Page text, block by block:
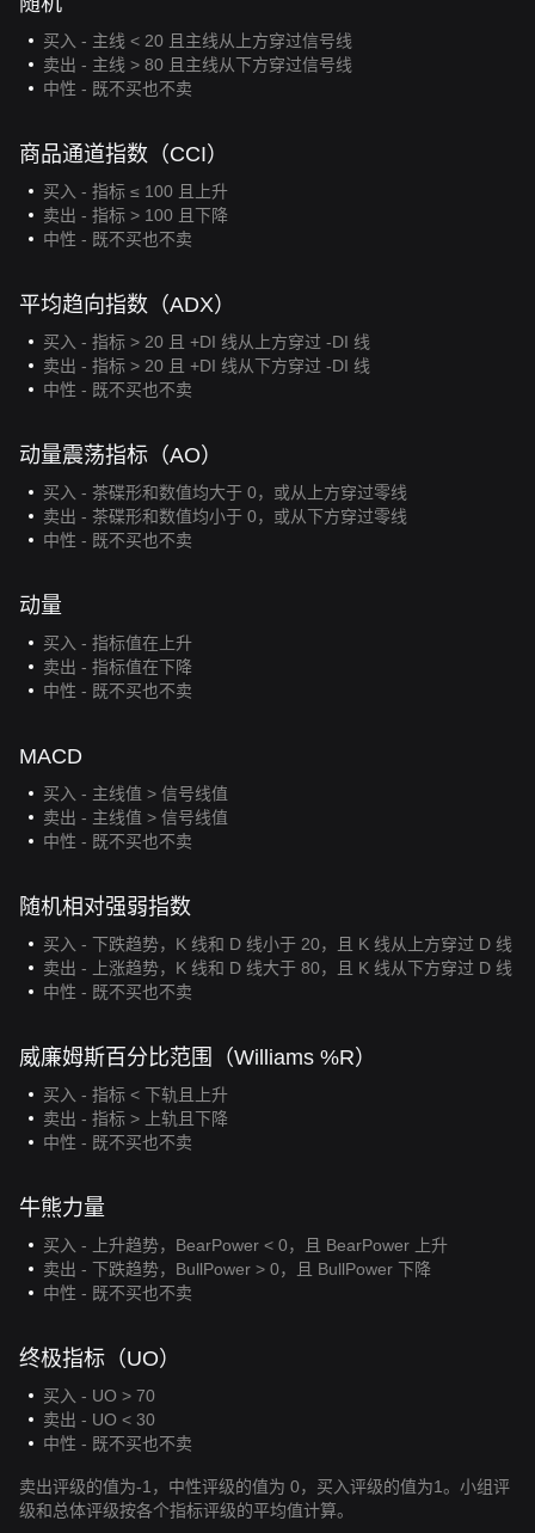
买入 - 主线 < 20 且主线从上方穿过信号线
卖出 - 主线 > 80 且主线从下方穿过信号线
中性 - 既不买也不卖
商品通道指数（CCI）
买入 - 指标 ≤ 100 且上升
卖出 - 指标 > 100 且下降
中性 - 既不买也不卖
平均趋向指数（ADX）
买入 - 指标 > 20 且 +DI 线从上方穿过 -DI 线
卖出 - 指标 > 20 且 +DI 线从下方穿过 -DI 线
中性 - 既不买也不卖
动量震荡指标（AO）
买入 - 茶碟形和数值均大于 0，或从上方穿过零线
卖出 - 茶碟形和数值均小于 0，或从下方穿过零线
中性 - 既不买也不卖
动量
买入 - 指标值在上升
卖出 - 指标值在下降
中性 - 既不买也不卖
MACD
买入 - 主线值 > 信号线值
卖出 - 主线值 > 信号线值
中性 - 既不买也不卖
随机相对强弱指数
买入 - 下跌趋势，K 线和 D 线小于 20，且 K 线从上方穿过 D 线
卖出 - 上涨趋势，K 线和 D 线大于 80，且 K 线从下方穿过 D 线
中性 - 既不买也不卖
威廉姆斯百分比范围（Williams %R）
买入 - 指标 < 下轨且上升
卖出 - 指标 > 上轨且下降
中性 - 既不买也不卖
牛熊力量
买入 - 上升趋势，BearPower < 0，且 BearPower 上升
卖出 - 下跌趋势，BullPower > 0，且 BullPower 下降
中性 - 既不买也不卖
终极指标（UO）
买入 - UO > 70
卖出 - UO < 30
中性 - 既不买也不卖
卖出评级的值为-1，中性评级的值为 0，买入评级的值为1。小组评
级和总体评级按各个指标评级的平均值计算。